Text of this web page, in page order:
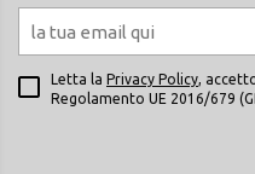
Letta la Privacy Policy,
Regolamento UE 2016/679